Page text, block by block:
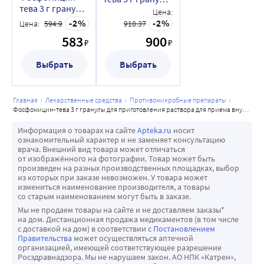
фосфатазы и «печеночных» трансаминаз (определяются
по результатам анализов крови)
• Аллергические реакции (гиперчувствительность)
• Снижение артериального давления с возможными
симптомами слабости, головокружения, обморочного
• Мелкие кровоизлияния под кожей (петехии)
• Одышка
• Снижение аппетита
Сообщение о нежелательных реакциях
Если у Вас или Вашего ребенка возникают какие-либо
нежелательные реакции, проконсультируйтесь с врачом.
Данная рекомендация распространяется на любые
возможные нежелательные реакции, в том числе на не
перечисленные в листке-вкладыше.
Важно сообщать о подозреваемых нежелательных
реакциях после регистрации лекарственного препарата
с целью обеспечения непрерывного мониторинга
соотношения «польза-риск» лекарственного препарата.
тева 3 г гранулы
для
приготовления
раствора для
пакет 1 шт.
Цена: 594.9 2
583₽
Выбрать
приготовления
раствора для
приема внутрь
Цена:
918.37
2
900₽
Выбрать
главная лекарственные средства
противомикробные препараты
фосфомицин-тева 3 г гранулы для приготовления раствора для приема внутрь пакет 2 шт.
Информация о товарах на сайтеApteka.ru носит
ознакомительный характер и не заменяет консультацию
врача. Внешний вид товара может отличаться
от изображённого на фотографии. Товар может быть
произведен на разных производственных площадках, выбор
из которых при заказе невозможен. У товара может
измениться наименование производителя, а товары
со старым наименованием могут быть в заказе.
Мы не продаем товары на сайте и не доставляем заказы*
на дом. Дистанционная продажа медикаментов (в том числе
с доставкой на дом) в соответствии с Постановлением
Правительства может осуществляться аптечной
организацией, имеющей соответствующее разрешение
Росздравнадзора. Мы не нарушаем закон. АО НПК «Катрен»,